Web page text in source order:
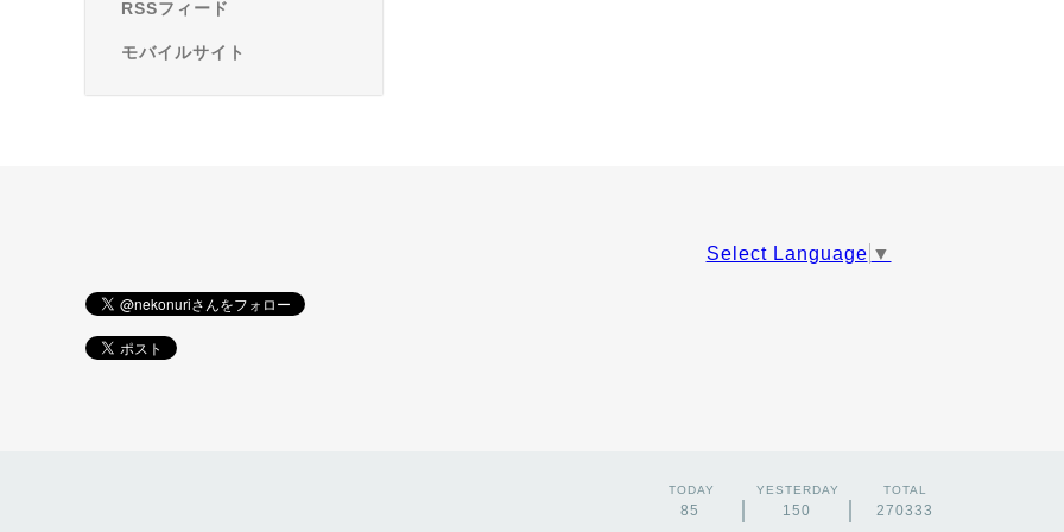
RSSフィード
モバイルサイト
Select Language ▼
TODAY
85
YESTERDAY
150
TOTAL
270333